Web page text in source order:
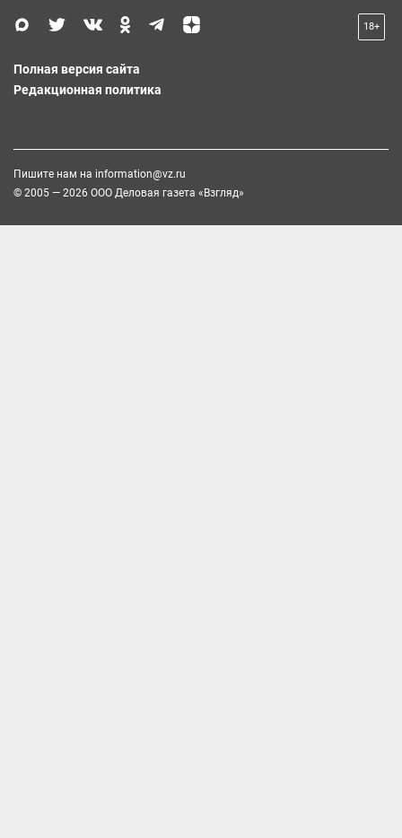
18+
Полная версия сайта
Редакционная политика
Пишите нам на information@vz.ru
© 2005 — 2026 ООО Деловая газета «Взгляд»